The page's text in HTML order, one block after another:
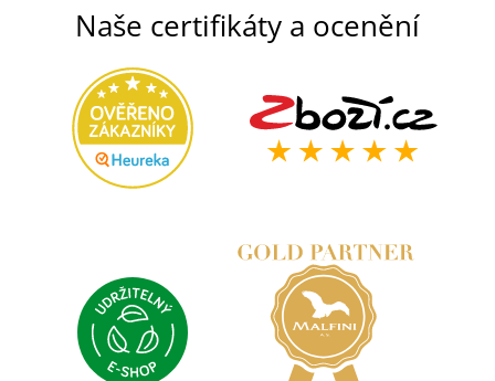
Naše certifikáty a ocenění